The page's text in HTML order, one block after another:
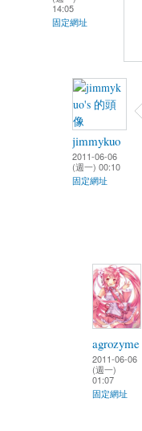
14:05
固定網址
jimmykuo
2011-06-06
(週一) 00:10
固定網址
agrozyme
2011-06-06
(週一)
01:07
固定網址